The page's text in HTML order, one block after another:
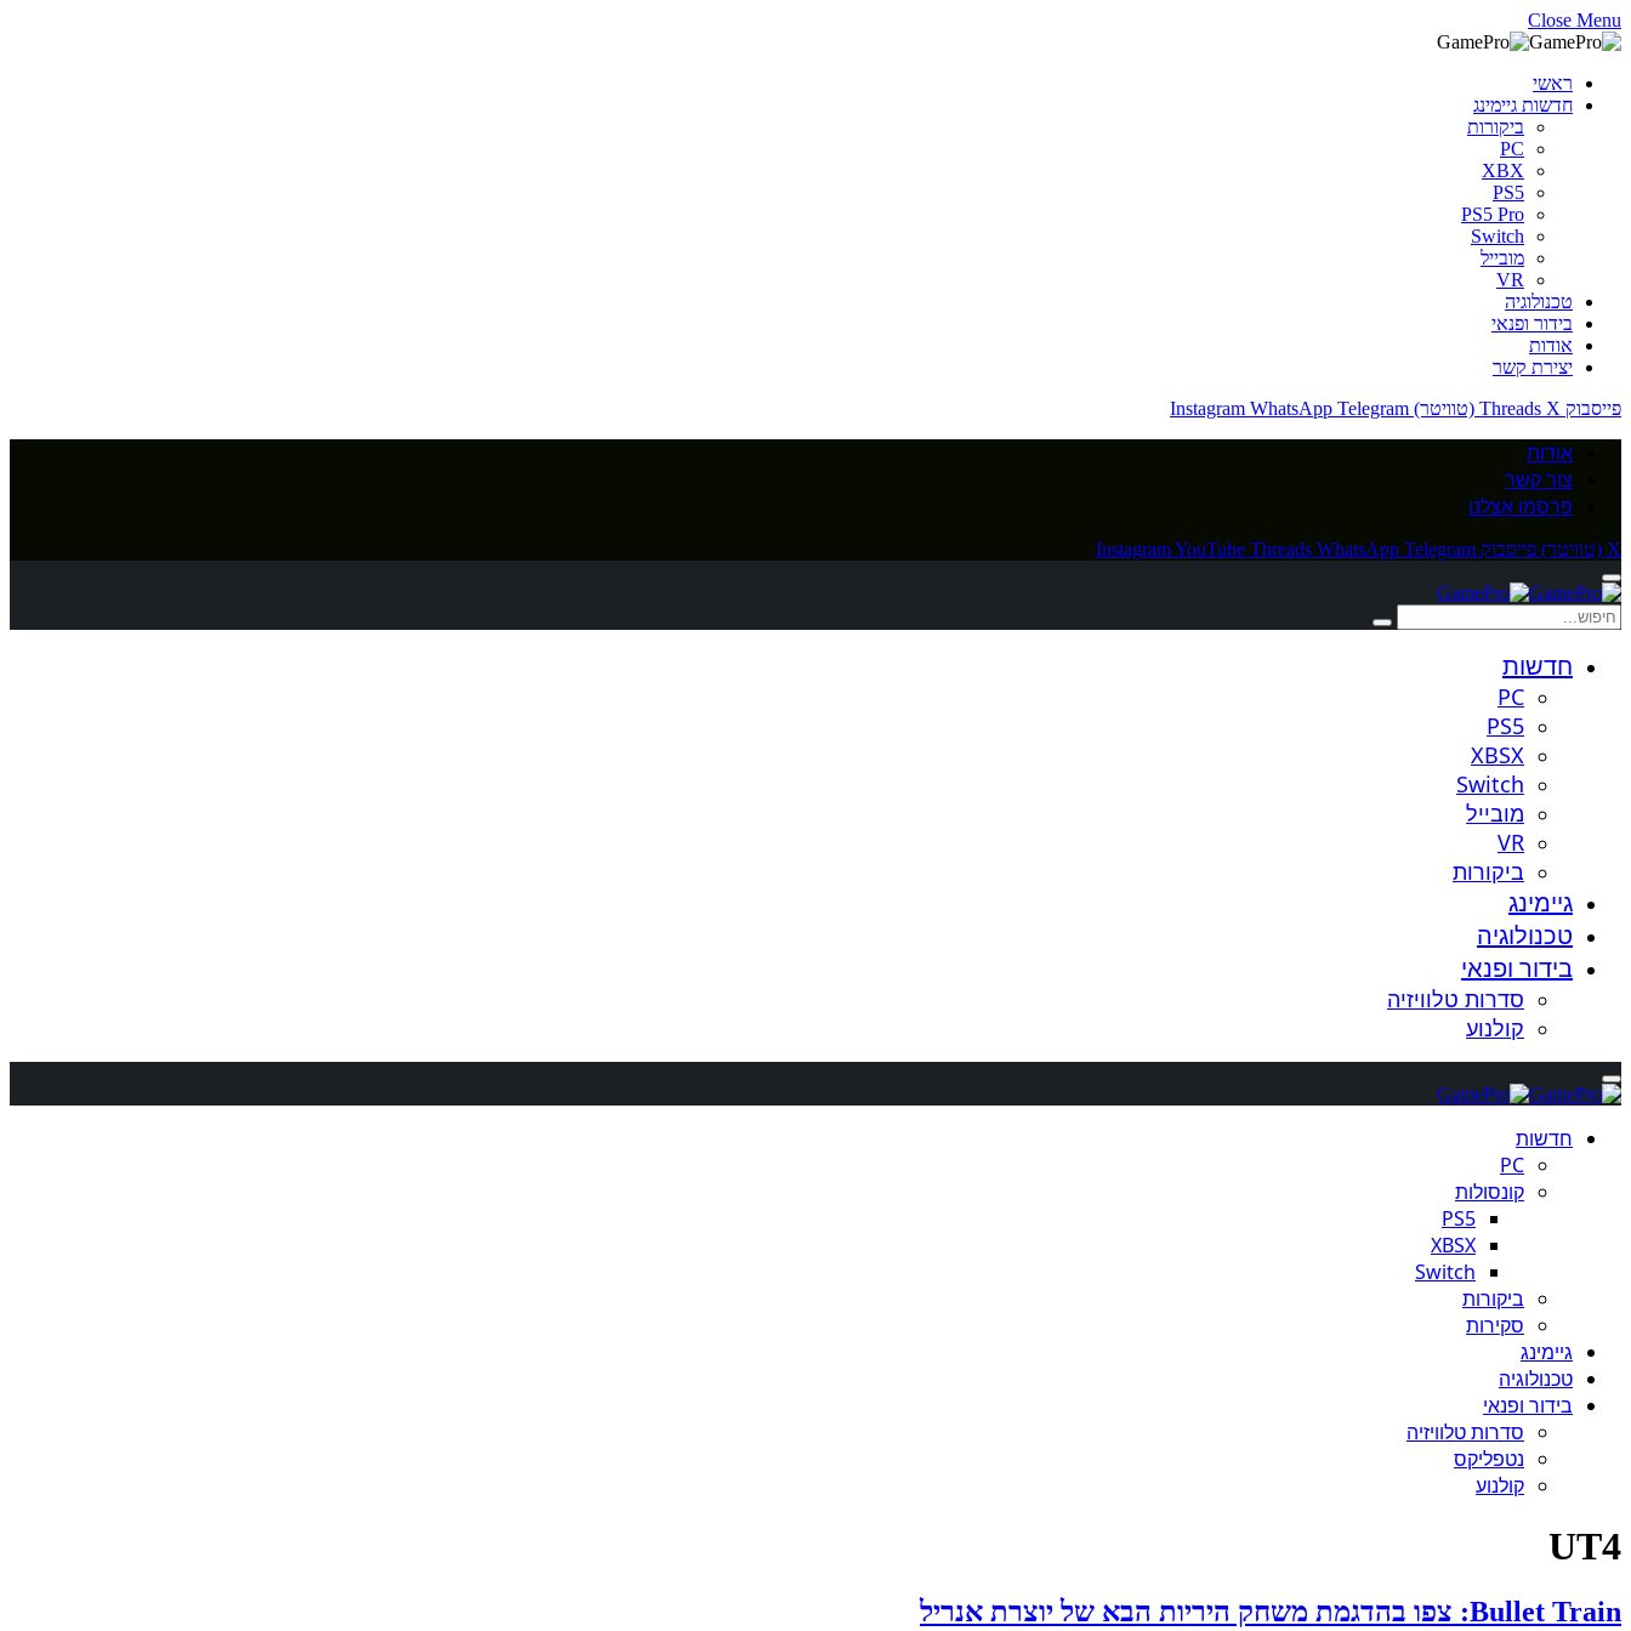
Close Menu
ראשי
חדשות גיימינג
ביקורות
PC
XBX
PS5
PS5 Pro
Switch
מובייל
VR
טכנולוגיה
בידור ופנאי
אודות
יצירת קשר
פייסבוק
Threads X (טוויטר) Instagram WhatsApp Telegram
אודות
צור קשר
פרסמו אצלנו
X (טוויטר) פייסבוק InstagramYouTube Threads WhatsApp Telegram
חדשות
PC
PS5
XBSX
Switch
מובייל
VR
ביקורות
גיימינג
טכנולוגיה
בידור ופנאי
סדרות טלוויזיה
קולנוע
חדשות
PC
קונסולות
PS5
XBSX
Switch
ביקורות
סקירות
גיימינג
טכנולוגיה
בידור ופנאי
סדרות טלוויזיה
נטפליקס
קולנוע
UT4
Bullet Train: צפו בהדגמת משחק היריות הבא של יוצרת אנריל